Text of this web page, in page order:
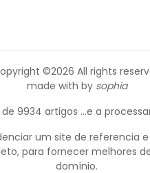
©2026 All rights
made with by sophia
9934 artigos ...e a
um site de referencia
para fornecer melhores
domínio.